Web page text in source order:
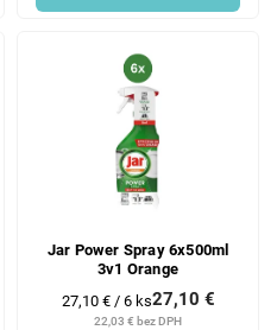
Jar Power Spray 6x500ml
3v1 Orange
22,03 € bez DPH
27,10 €
Jednotková
cena:
27,10 € / 6 ks